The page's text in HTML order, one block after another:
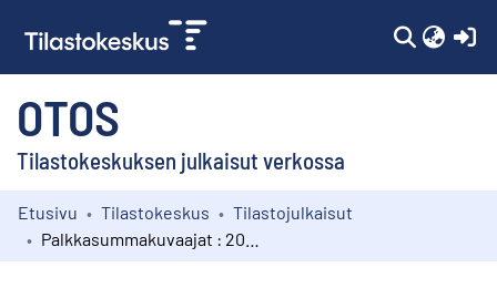
OTOS
Tilastokeskuksen julkaisut verkossa
Kokoelmat
Etusivu Tilastokeskus
Tilastojulkaisut